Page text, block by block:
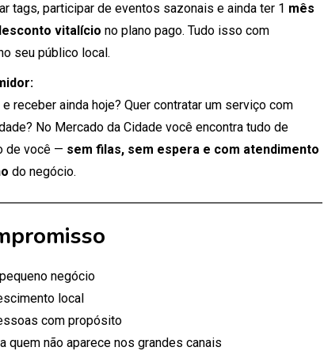
tags, participar de eventos sazonais e ainda ter 1 mês
vitalício no plano pago. Tudo isso com
seu público local.
receber ainda hoje? Quer contratar um serviço com
No Mercado da Cidade você encontra tudo de
de você — sem filas, sem espera e com atendimento
do negócio.
negócio
local
com propósito
quem não aparece nos grandes canais